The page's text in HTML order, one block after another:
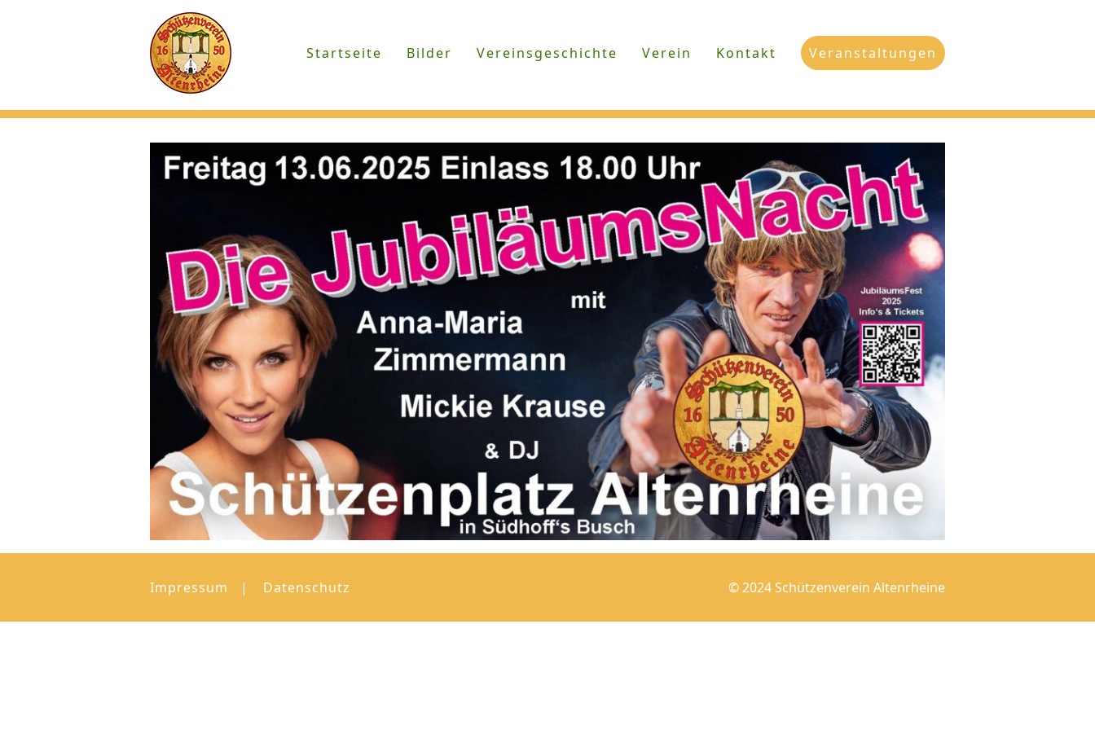
Startseite Bilder Vereinsgeschichte Verein Kontakt Veranstaltungen
Impressum Datenschutz © 2024 Schützenverein Altenrheine